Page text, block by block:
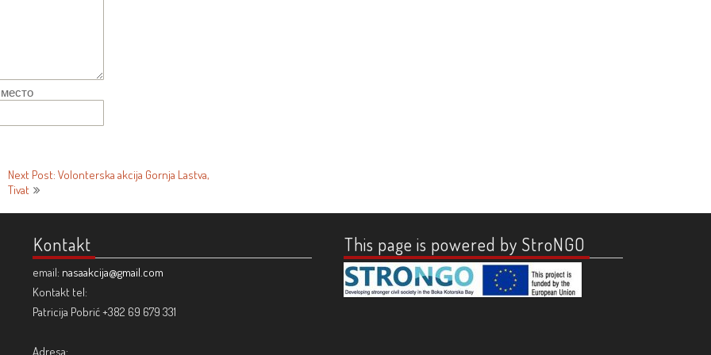
Next Post: Volonterska akcija Gornja Lastva,
Tivat
Kontakt
email: nasaakcija@gmail.com
Kontakt tel:
Patricija Pobrić +382 69 679 331
Adresa:
This page is powered by StroNGO